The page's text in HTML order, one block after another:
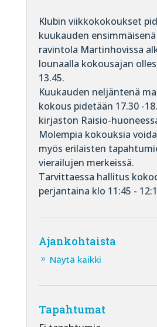
Klubin viikkokokoukset
kuukauden
ravintola Martinhovissa
lounaalla kokousajan
13.45.
Kuukauden neljäntenä
kokous pidetään 17.30 -
kirjaston Raisio-
Molempia kokouksia
myös erilaisten
vierailujen merkeissä.
Tarvittaessa hallitus
perjantaina klo 11:45 -
Ajankohtaista
Näytä kaikki
Tapahtumat